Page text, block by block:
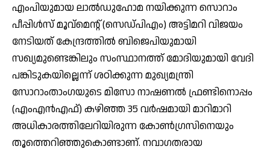
എംപിയുമായ ലാല്‍ഡുഹോമ നയിക്കുന്ന സൊറാം
പീപ്പിള്‍സ് മൂവ്‌മെന്റ് (സെഡ്പിഎം) അട്ടിമറി വിജയം
നേടിയത് കേന്ദ്രത്തില്‍ ബിജെപിയുമായി
സഖ്യമുണ്ടെങ്കിലും സംസ്ഥാനത്ത് മോദിയുമായി വേദി
പങ്കിടുകയില്ലെന്ന് ശഠിക്കുന്ന മുഖ്യമന്ത്രി
സോറാംതാംഗയുടെ മിസോ നാഷണല്‍ ഫ്രണ്ടിനൊപ്പം
(എംഎന്‍എഫ്) കഴിഞ്ഞ 35 വര്‍ഷമായി മാറിമാറി
അധികാരത്തിലേറിയിരുന്ന കോണ്‍ഗ്രസിനെയും
തൂത്തെറിഞ്ഞുകൊണ്ടാണ്. നവാഗതരായ